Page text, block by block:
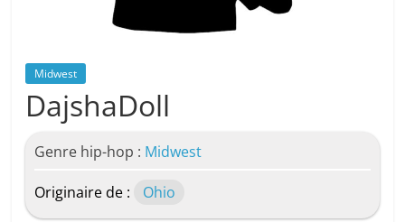
Midwest
DajshaDoll
Genre hip-hop : Midwest
Originaire de : Ohio